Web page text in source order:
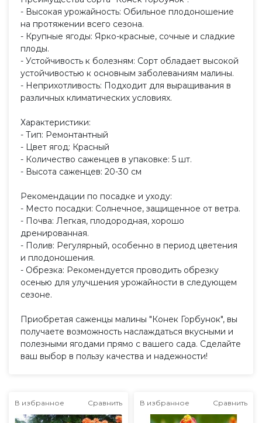
- Высокая урожайность: Обильное плодоношение
на протяжении всего сезона.
- Крупные ягоды: Ярко-красные, сочные и сладкие
плоды.
- Устойчивость к болезням: Сорт обладает высокой
устойчивостью к основным заболеваниям малины.
- Неприхотливость: Подходит для выращивания в
различных климатических условиях.
Характеристики:
- Тип: Ремонтантный
- Цвет ягод: Красный
- Количество саженцев в упаковке: 5 шт.
- Высота саженцев: 20-30 см
Рекомендации по посадке и уходу:
- Место посадки: Солнечное, защищенное от ветра.
- Почва: Легкая, плодородная, хорошо
дренированная.
- Полив: Регулярный, особенно в период цветения
и плодоношения.
- Обрезка: Рекомендуется проводить обрезку
осенью для улучшения урожайности в следующем
сезоне.
Приобретая саженцы малины "Конек Горбунок", вы
получаете возможность наслаждаться вкусными и
полезными ягодами прямо с вашего сада. Сделайте
ваш выбор в пользу качества и надежности!
В избранное Сравнить В избранное Сравнить